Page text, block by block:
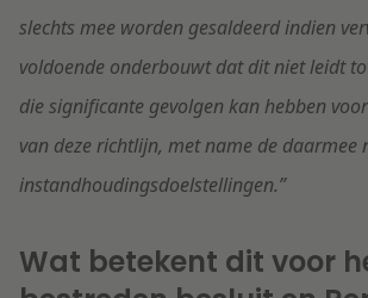
slechts mee worden gesaldeerd indien
voldoende onderbouwt dat dit niet leidt
die significante gevolgen kan hebben
van deze richtlijn, met name de daarmee
instandhoudingsdoelstellingen.”
Wat betekent dit voor